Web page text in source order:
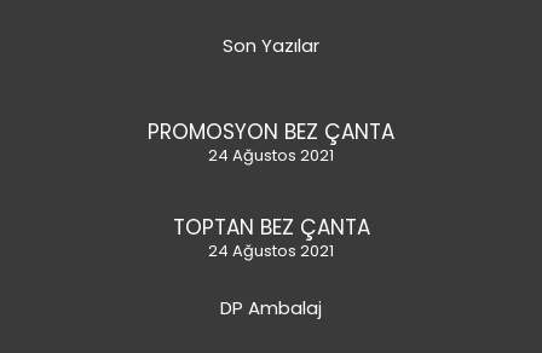
Son Yazılar
PROMOSYON BEZ ÇANTA
24 Ağustos 2021
TOPTAN BEZ ÇANTA
24 Ağustos 2021
DP Ambalaj